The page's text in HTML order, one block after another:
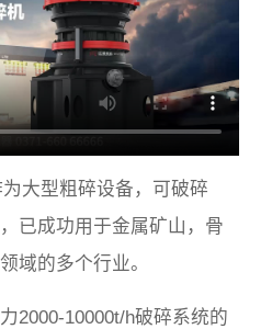
大型粗碎设备，可破碎
已成功用于金属矿山，骨
域的多个行业。
2000-10000t/h破碎系统的